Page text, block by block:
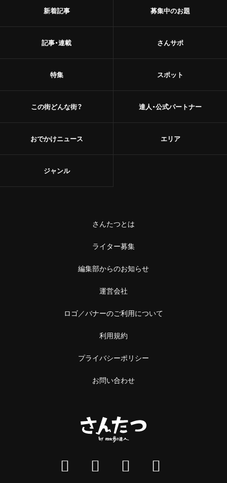
新着記事
記事・連載
特集
この街どんな街？
おでかけニュース
募集中のお題
さんサポ
スポット
達人・公式パートナー
エリア
ジャンル
さんたつとは
ライター募集
編集部からのお知らせ
運営会社
ロゴ／バナーのご利用について
利用規約
プライバシーポリシー
お問い合わせ